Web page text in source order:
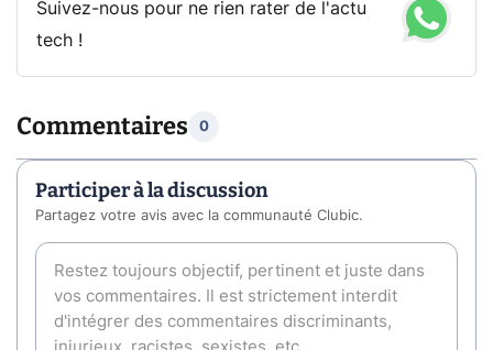
Suivez-nous pour ne rien rater de l'actu
tech !
Commentaires 0
Participer à la discussion
Partagez votre avis avec la communauté Clubic.